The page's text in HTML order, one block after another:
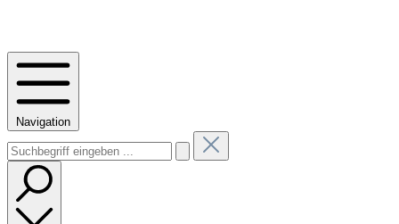
Navigation